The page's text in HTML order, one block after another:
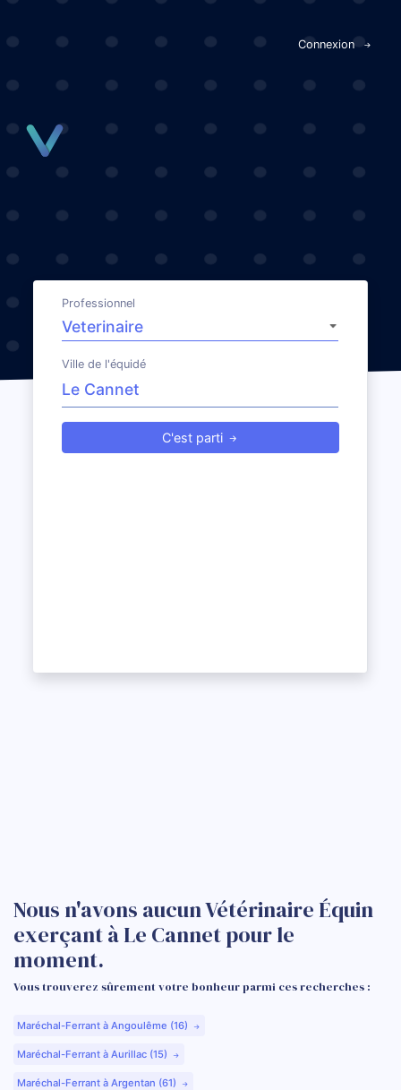
Connexion
Professionnel
Ville de l'équidé
C'est parti
Nous n'avons aucun Vétérinaire Équin
exerçant à Le Cannet pour le
moment.
Vous trouverez sûrement votre bonheur parmi ces recherches :
Maréchal-Ferrant à Angoulême (16)
Maréchal-Ferrant à Aurillac (15)
Maréchal-Ferrant à Argentan (61)